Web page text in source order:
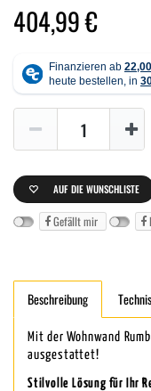
404,99 €
AUF DIE WUNSCHLISTE
Gefällt mir
Beschreibung
Mit der Wohnwand
ausgestattet!
Stilvolle Lösung für Ihr